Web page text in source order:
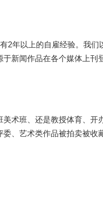
2年以上的自雇经验。我们
新闻作品在各个媒体上刊
术班、还是教授体育、开
、艺术类作品被拍卖被收